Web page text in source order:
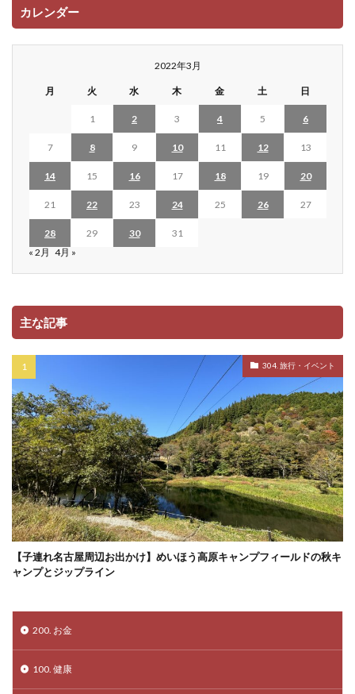
カレンダー
2022年3月
月 火 水 木 金 土 日
1 2 3 4 5 6
7 8 9 10 11 12 13
14 15 16 17 18 19 20
21 22 23 24 25 26 27
28 29 30
31
« 2月 4月 »
主な記事
304. 旅行・イベント
【子連れ名古屋周辺お出かけ】めいほう高原キャンプフィールドの秋キ
ャンプとジップライン
200. お金
100. 健康